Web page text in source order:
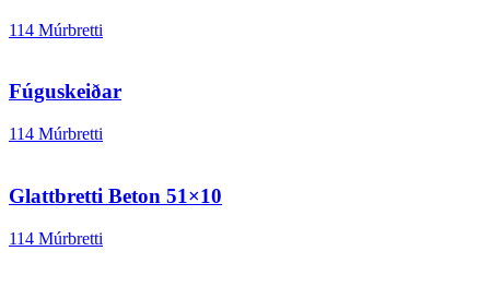
114 Múrbretti
Fúguskeiðar
114 Múrbretti
Glattbretti Beton 51×10
114 Múrbretti